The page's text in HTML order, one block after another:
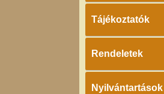
Tájékoztatók
Rendeletek
Nyilvántartások